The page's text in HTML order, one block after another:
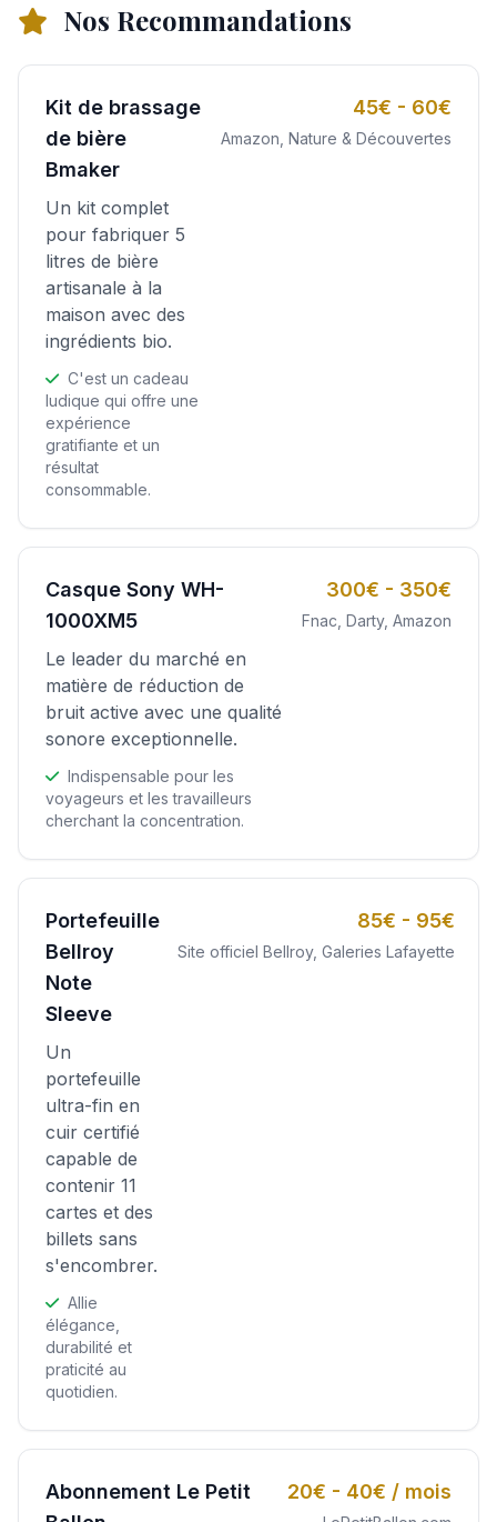
Nos Recommandations
Kit de brassage
de bière
Bmaker
Un kit complet
pour fabriquer 5
litres de bière
artisanale à la
maison avec des
ingrédients bio.
C'est un cadeau
ludique qui offre une
expérience
gratifiante et un
résultat
consommable.
45€ - 60€
Amazon, Nature & Découvertes
Casque Sony WH-
1000XM5
Le leader du marché en
matière de réduction de
bruit active avec une qualité
sonore exceptionnelle.
Indispensable pour les
voyageurs et les travailleurs
cherchant la concentration.
300€ - 350€
Fnac, Darty, Amazon
Portefeuille
Bellroy
Note
Sleeve
Un
portefeuille
ultra-fin en
cuir certifié
capable de
contenir 11
cartes et des
billets sans
s'encombrer.
Allie
élégance,
durabilité et
praticité au
quotidien.
85€ - 95€
Site officiel Bellroy, Galeries Lafayette
Abonnement Le Petit
20€ - 40€ / mois